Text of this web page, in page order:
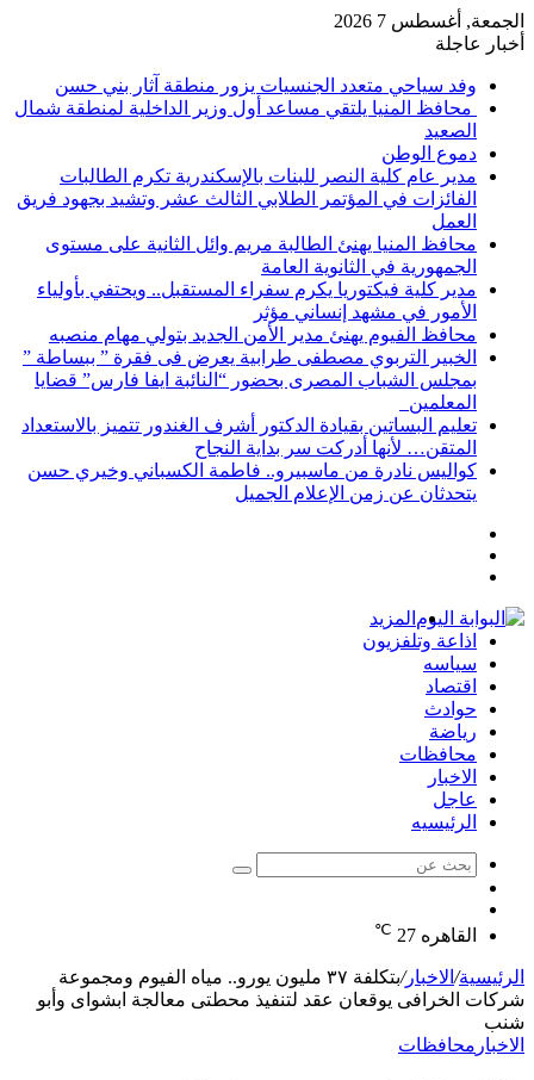
الجمعة, أغسطس 7 2026
أخبار عاجلة
وفد سياحي متعدد الجنسيات يزور منطقة آثار بني حسن
محافظ المنيا يلتقي مساعد أول وزير الداخلية لمنطقة شمال
الصعيد
دموع الوطن
مدير عام كلية النصر للبنات بالإسكندرية تكرم الطالبات
الفائزات في المؤتمر الطلابي الثالث عشر وتشيد بجهود فريق
العمل
محافظ المنيا يهنئ الطالبة مريم وائل الثانية على مستوى
الجمهورية في الثانوية العامة
مدير كلية فيكتوريا يكرم سفراء المستقبل.. ويحتفي بأولياء
الأمور في مشهد إنساني مؤثر
محافظ الفيوم يهنئ مدير الأمن الجديد بتولي مهام منصبه
الخبير التربوي مصطفى طرابية يعرض فى فقرة ” ببساطة ”
بمجلس الشباب المصرى بحضور “النائبة ايفا فارس” قضايا
المعلمين
تعليم البساتين بقيادة الدكتور أشرف الغندور تتميز بالاستعداد
المتقن… لأنها أدركت سر بداية النجاح
كواليس نادرة من ماسبيرو.. فاطمة الكسباني وخيري حسن
يتحدثان عن زمن الإعلام الجميل
المزيد
اذاعة وتلفزيون
سياسه
اقتصاد
حوادث
رياضة
محافظات
الاخبار
عاجل
الرئيسيه
بحث
عشوائي
القاهره 27
℃
الرئيسية/ الاخبار/
بتكلفة ٣٧ مليون يورو.. مياه الفيوم ومجموعة
شركات الخرافى يوقعان عقد لتنفيذ محطتى معالجة ابشواى وأبو
شنب
الاخبار محافظات